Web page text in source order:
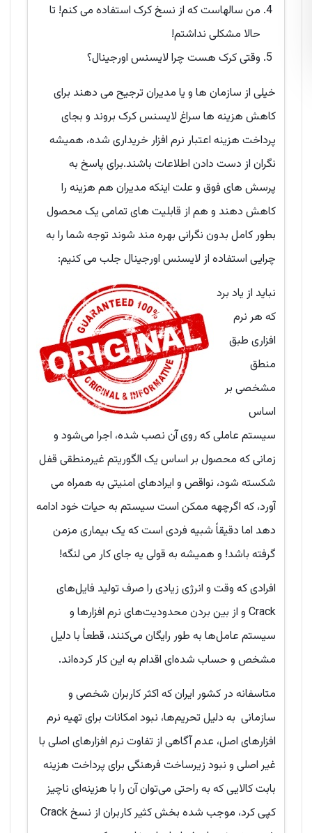
من سالهاست که از نسخ کرک استفاده می کنم! تا
حالا مشکلی نداشتم!
وقتی کرک هست چرا لایسنس اورجینال؟
خیلی از سازمان ها و یا مدیران ترجیح می دهند برای
کاهش هزینه ها سراغ لایسنس کرک بروند و بجای
پرداخت هزینه اعتبار نرم افزار خریداری شده، همیشه
نگران از دست دادن اطلاعات باشند.برای پاسخ به
پرسش های فوق و علت اینکه مدیران هم هزینه را
کاهش دهند و هم از قابلیت های تمامی یک محصول
بطور کامل بدون نگرانی بهره مند شوند توجه شما را به
چرایی استفاده از لایسنس اورجینال جلب می کنیم:
نباید از یاد برد
که هر نرم
افزاری طبق
منطق
مشخصی بر
اساس
سیستم عاملی که روی آن نصب شده، اجرا می‌شود و
زمانی که محصول بر اساس یک الگوریتم غیرمنطقی قفل
شکسته شود، نواقص و ایرادهای امنیتی به همراه می
آورد، که اگرچهه ممکن است سیستم به حیات خود ادامه
دهد اما دقیقاً شبیه فردی است که یک بیماری مزمن
گرفته باشد! و همیشه به قولی یه جای کار می لنگه!
افرادی که وقت و انرژی زیادی را صرف تولید فایل‌های
Crack و از بین بردن محدودیت‌های نرم افزارها و
سیستم عامل‌ها به طور رایگان می‌کنند، قطعاً با دلیل
مشخص و حساب شده‌ای اقدام به این کار کرده‌اند.
متاسفانه در کشور ایران که اکثر کاربران شخصی و
سازمانی به دلیل تحریم‌ها، نبود امکانات برای تهیه نرم
افزارهای اصل، عدم آگاهی از تفاوت نرم افزارهای اصلی با
غیر اصلی و نبود زیرساخت فرهنگی برای پرداخت هزینه
بابت کالایی که به راحتی می‌توان آن را با هزینه‌ای ناچیز
کپی کرد، موجب شده بخش کثیر کاربران از نسخ Crack